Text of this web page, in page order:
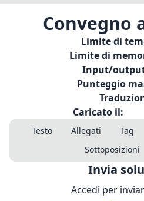
Convegno
Limite di
Limite di
Input/
Punteggio
Caricato il:
Testo Allegati Tag
Sottoposizioni
Invia
Accedi per